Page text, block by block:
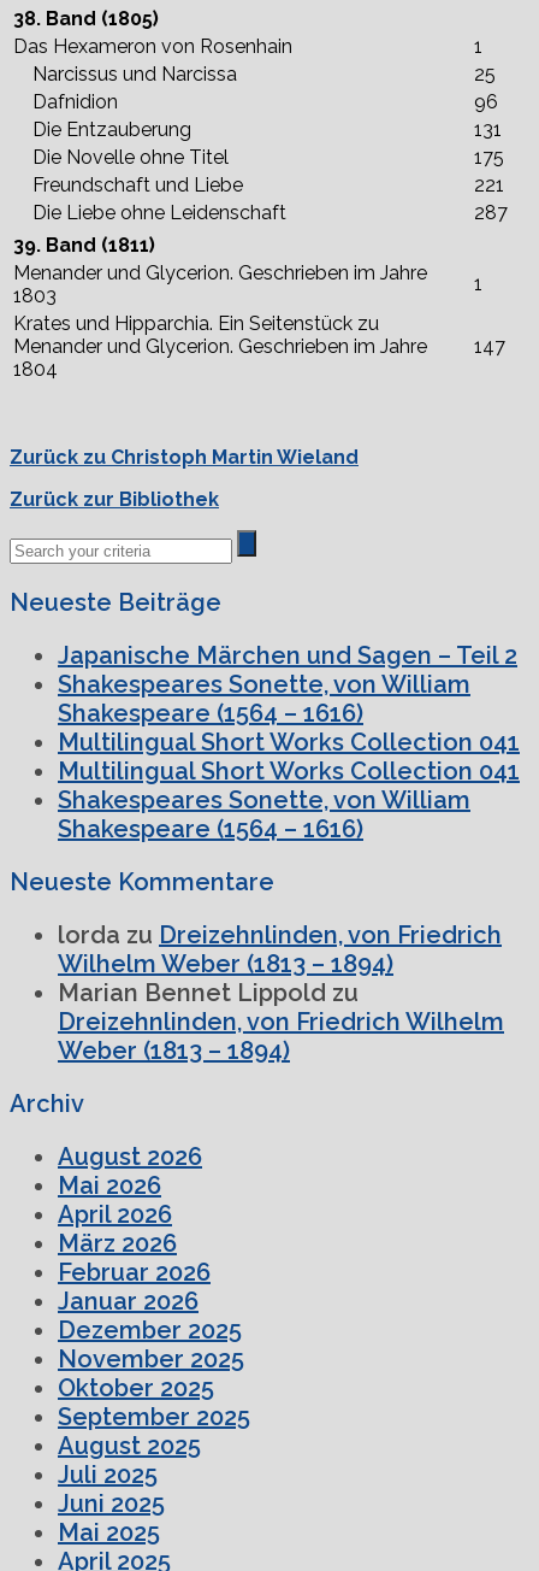
38. Band (1805)
Das Hexameron von Rosenhain
1
Narcissus und Narcissa
25
Dafnidion
96
Die Entzauberung
131
Die Novelle ohne Titel
175
Freundschaft und Liebe
221
Die Liebe ohne Leidenschaft
287
39. Band (1811)
Menander und Glycerion. Geschrieben im Jahre
1803
1
Krates und Hipparchia. Ein Seitenstück zu
Menander und Glycerion. Geschrieben im Jahre
1804
147
Zurück zu Christoph Martin Wieland
Zurück zur Bibliothek
Neueste Beiträge
Japanische Märchen und Sagen – Teil 2
Shakespeares Sonette, von William
Shakespeare (1564 – 1616)
Multilingual Short Works Collection 041
Multilingual Short Works Collection 041
Shakespeares Sonette, von William
Shakespeare (1564 – 1616)
Neueste Kommentare
lorda zu Dreizehnlinden, von Friedrich
Wilhelm Weber (1813 – 1894)
Marian Bennet Lippold zu
Dreizehnlinden, von Friedrich Wilhelm
Weber (1813 – 1894)
Archiv
August 2026
Mai 2026
April 2026
März 2026
Februar 2026
Januar 2026
Dezember 2025
November 2025
Oktober 2025
September 2025
August 2025
Juli 2025
Juni 2025
Mai 2025
April 2025